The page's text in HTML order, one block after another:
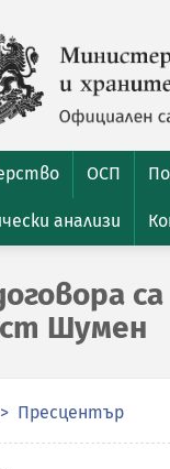
ОСП
анализи
Шумен
Пресцентър